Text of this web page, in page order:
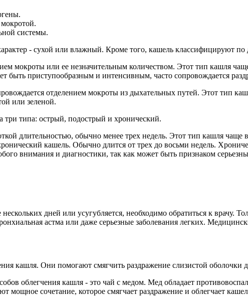
системы.
- сухой или влажный. Кроме того, кашель классифицируют по
мокроты или ее незначительным количеством. Этот тип кашля
приступообразным и интенсивным, часто сопровождается
отделением мокроты из дыхательных путей. Этот тип
или зеленой.
три типа: острый, подострый и хронический.
длительностью, обычно менее трех недель. Этот тип кашля
кашель. Обычно длится от трех до восьми недель.
внимания и диагностики, так как может быть признаком
дней или усугубляется, необходимо обратиться к врачу.
астма или даже серьезные заболевания легких.
кашля. Они помогают смягчить раздражение слизистой оболочки
облегчения кашля - это чай с медом. Мед обладает
мощное сочетание, которое смягчает раздражение и облегчает